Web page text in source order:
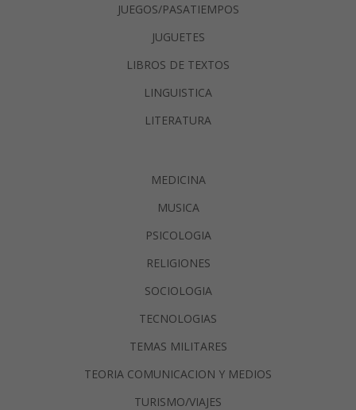
JUEGOS/PASATIEMPOS
JUGUETES
LIBROS DE TEXTOS
LINGUISTICA
LITERATURA
MEDICINA
MUSICA
PSICOLOGIA
RELIGIONES
SOCIOLOGIA
TECNOLOGIAS
TEMAS MILITARES
TEORIA COMUNICACION Y MEDIOS
TURISMO/VIAJES